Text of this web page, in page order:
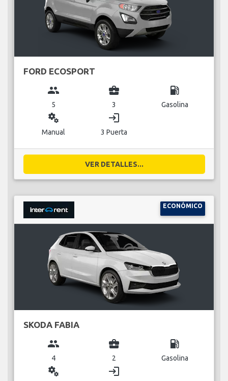
FORD ECOSPORT
group
5
business_center
3
local_gas_station
Gasolina
miscellaneous_services
Manual
login
3 Puerta
VER DETALLES...
ECONÓMICO
SKODA FABIA
group
4
business_center
2
local_gas_station
Gasolina
miscellaneous_services login